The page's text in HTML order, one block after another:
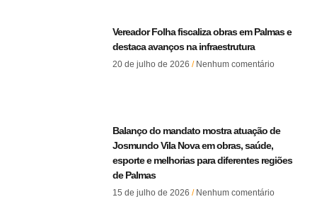
Vereador Folha fiscaliza obras em Palmas e
destaca avanços na infraestrutura
20 de julho de 2026 Nenhum comentário
Balanço do mandato mostra atuação de
Josmundo Vila Nova em obras, saúde,
esporte e melhorias para diferentes regiões
de Palmas
15 de julho de 2026 Nenhum comentário